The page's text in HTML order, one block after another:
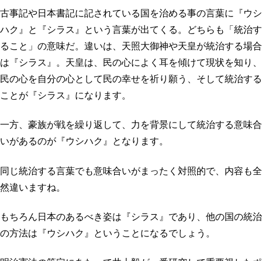
古事記や日本書記に記されている国を治める事の言葉に『ウシ
ハク』と『シラス』という言葉が出てくる。どちらも「統治す
ること」の意味だ。違いは、天照大御神や天皇が統治する場合
は『シラス』。天皇は、民の心によく耳を傾けて現状を知り、
民の心を自分の心として民の幸せを祈り願う、そして統治する
ことが『シラス』になります。
一方、豪族が戦を繰り返して、力を背景にして統治する意味合
いがあるのが『ウシハク』となります。
同じ統治する言葉でも意味合いがまったく対照的で、内容も全
然違いますね。
もちろん日本のあるべき姿は『シラス』であり、他の国の統治
の方法は『ウシハク』ということになるでしょう。